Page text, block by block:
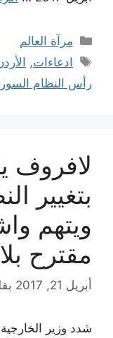
التصنيفات
مرآة العالم
الوسوم
ادعاءات,
رأس النظام
لافروف
بتغيير
ويتهم
مقترح
أبريل 21, 2017
شدد وزير